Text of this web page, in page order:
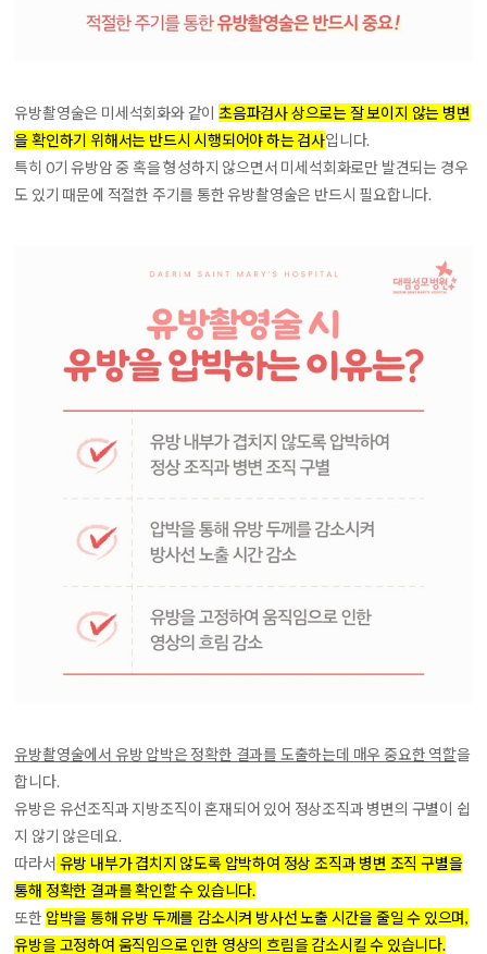
유방촬영술은 미세석회화와 같이초음파검사 상으로는 잘 보이지 않는 병변
을 확인하기 위해서는 반드시 시행되어야 하는 검사입니다.
특히 0기 유방암 중 혹을 형성하지 않으면서 미세석회화로만 발견되는 경우
도 있기 때문에 적절한 주기를 통한 유방촬영술은 반드시 필요합니다.
유방촬영술에서 유방 압박은 정확한 결과를 도출하는데 매우 중요한 역할을
합니다.
유방은 유선조직과 지방조직이 혼재되어 있어 정상조직과 병변의 구별이 쉽
지 않기 않은데요.
따라서 유방 내부가 겹치지 않도록 압박하여 정상 조직과 병변 조직 구별을
통해 정확한 결과를 확인할 수 있습니다.
또한 압박을 통해 유방 두께를 감소시켜 방사선 노출 시간을 줄일 수 있으며,
유방을 고정하여 움직임으로 인한 영상의 흐림을 감소시킬 수 있습니다.